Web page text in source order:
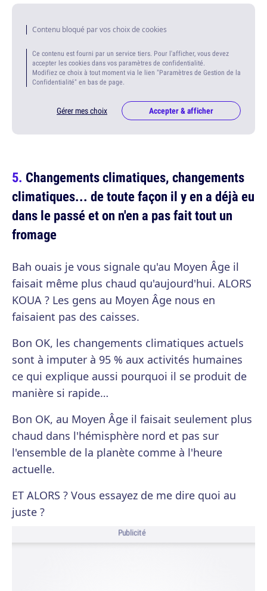
Contenu bloqué par vos choix de cookies
Ce contenu est fourni par un service tiers. Pour l'afficher, vous devez
accepter les cookies dans vos paramètres de confidentialité.
Modifiez ce choix à tout moment via le lien "Paramètres de Gestion de la
Confidentialité" en bas de page.
Gérer mes choix Accepter & afficher
Changements climatiques, changements
climatiques... de toute façon il y en a déjà eu
dans le passé et on n'en a pas fait tout un
fromage
Bah ouais je vous signale qu'au Moyen Âge il
faisait même plus chaud qu'aujourd'hui. ALORS
KOUA ? Les gens au Moyen Âge nous en
faisaient pas des caisses.
Bon OK, les changements climatiques actuels
sont à imputer à 95 % aux activités humaines
ce qui explique aussi pourquoi il se produit de
manière si rapide…
Bon OK, au Moyen Âge il faisait seulement plus
chaud dans l'hémisphère nord et pas sur
l'ensemble de la planète comme à l'heure
actuelle.
ET ALORS ? Vous essayez de me dire quoi au
juste ?
Publicité